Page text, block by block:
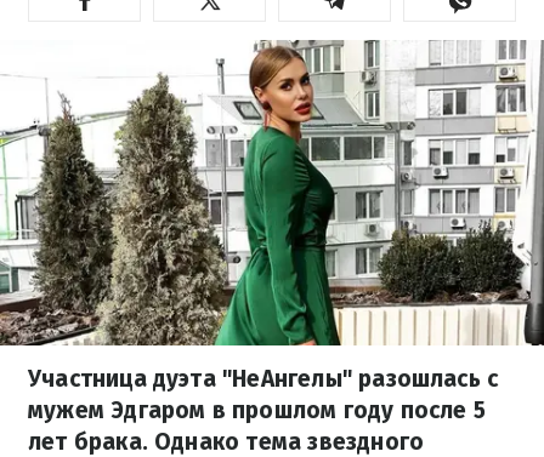
Участница дуэта "НеАнгелы" разошлась с
мужем Эдгаром в прошлом году после 5
лет брака. Однако тема звездного